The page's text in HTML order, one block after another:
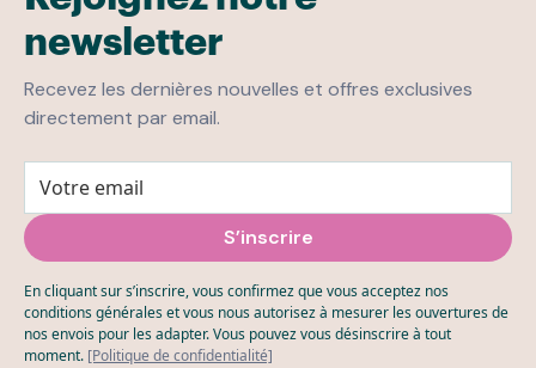
newsletter
Recevez les dernières nouvelles et offres exclusives
directement par email.
En cliquant sur s’inscrire, vous confirmez que vous acceptez nos
conditions générales et vous nous autorisez à mesurer les ouvertures de
nos envois pour les adapter. Vous pouvez vous désinscrire à tout
moment. [Politique de confidentialité]